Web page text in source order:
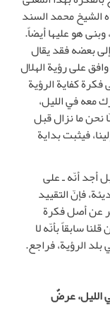
الشيخ محمد السند
هو عليها أيضاً.
بعضه فقد يقال
على رؤية الهلال
كفاية الرؤية
معه في الليل،
نحن ما نزال قبل
فيثبت بداية
أجد أنّه ـ على
فإنّ التقييد
عن أصل فكرة
سابقاً بأنّه لا
الرؤية، فراجع.
الليل، عرضٌ